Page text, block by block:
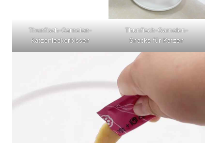
Thunfisch-Garnelen-
Katzenleckerbissen
Thunfisch-Garnelen-
Snacks für Katzen